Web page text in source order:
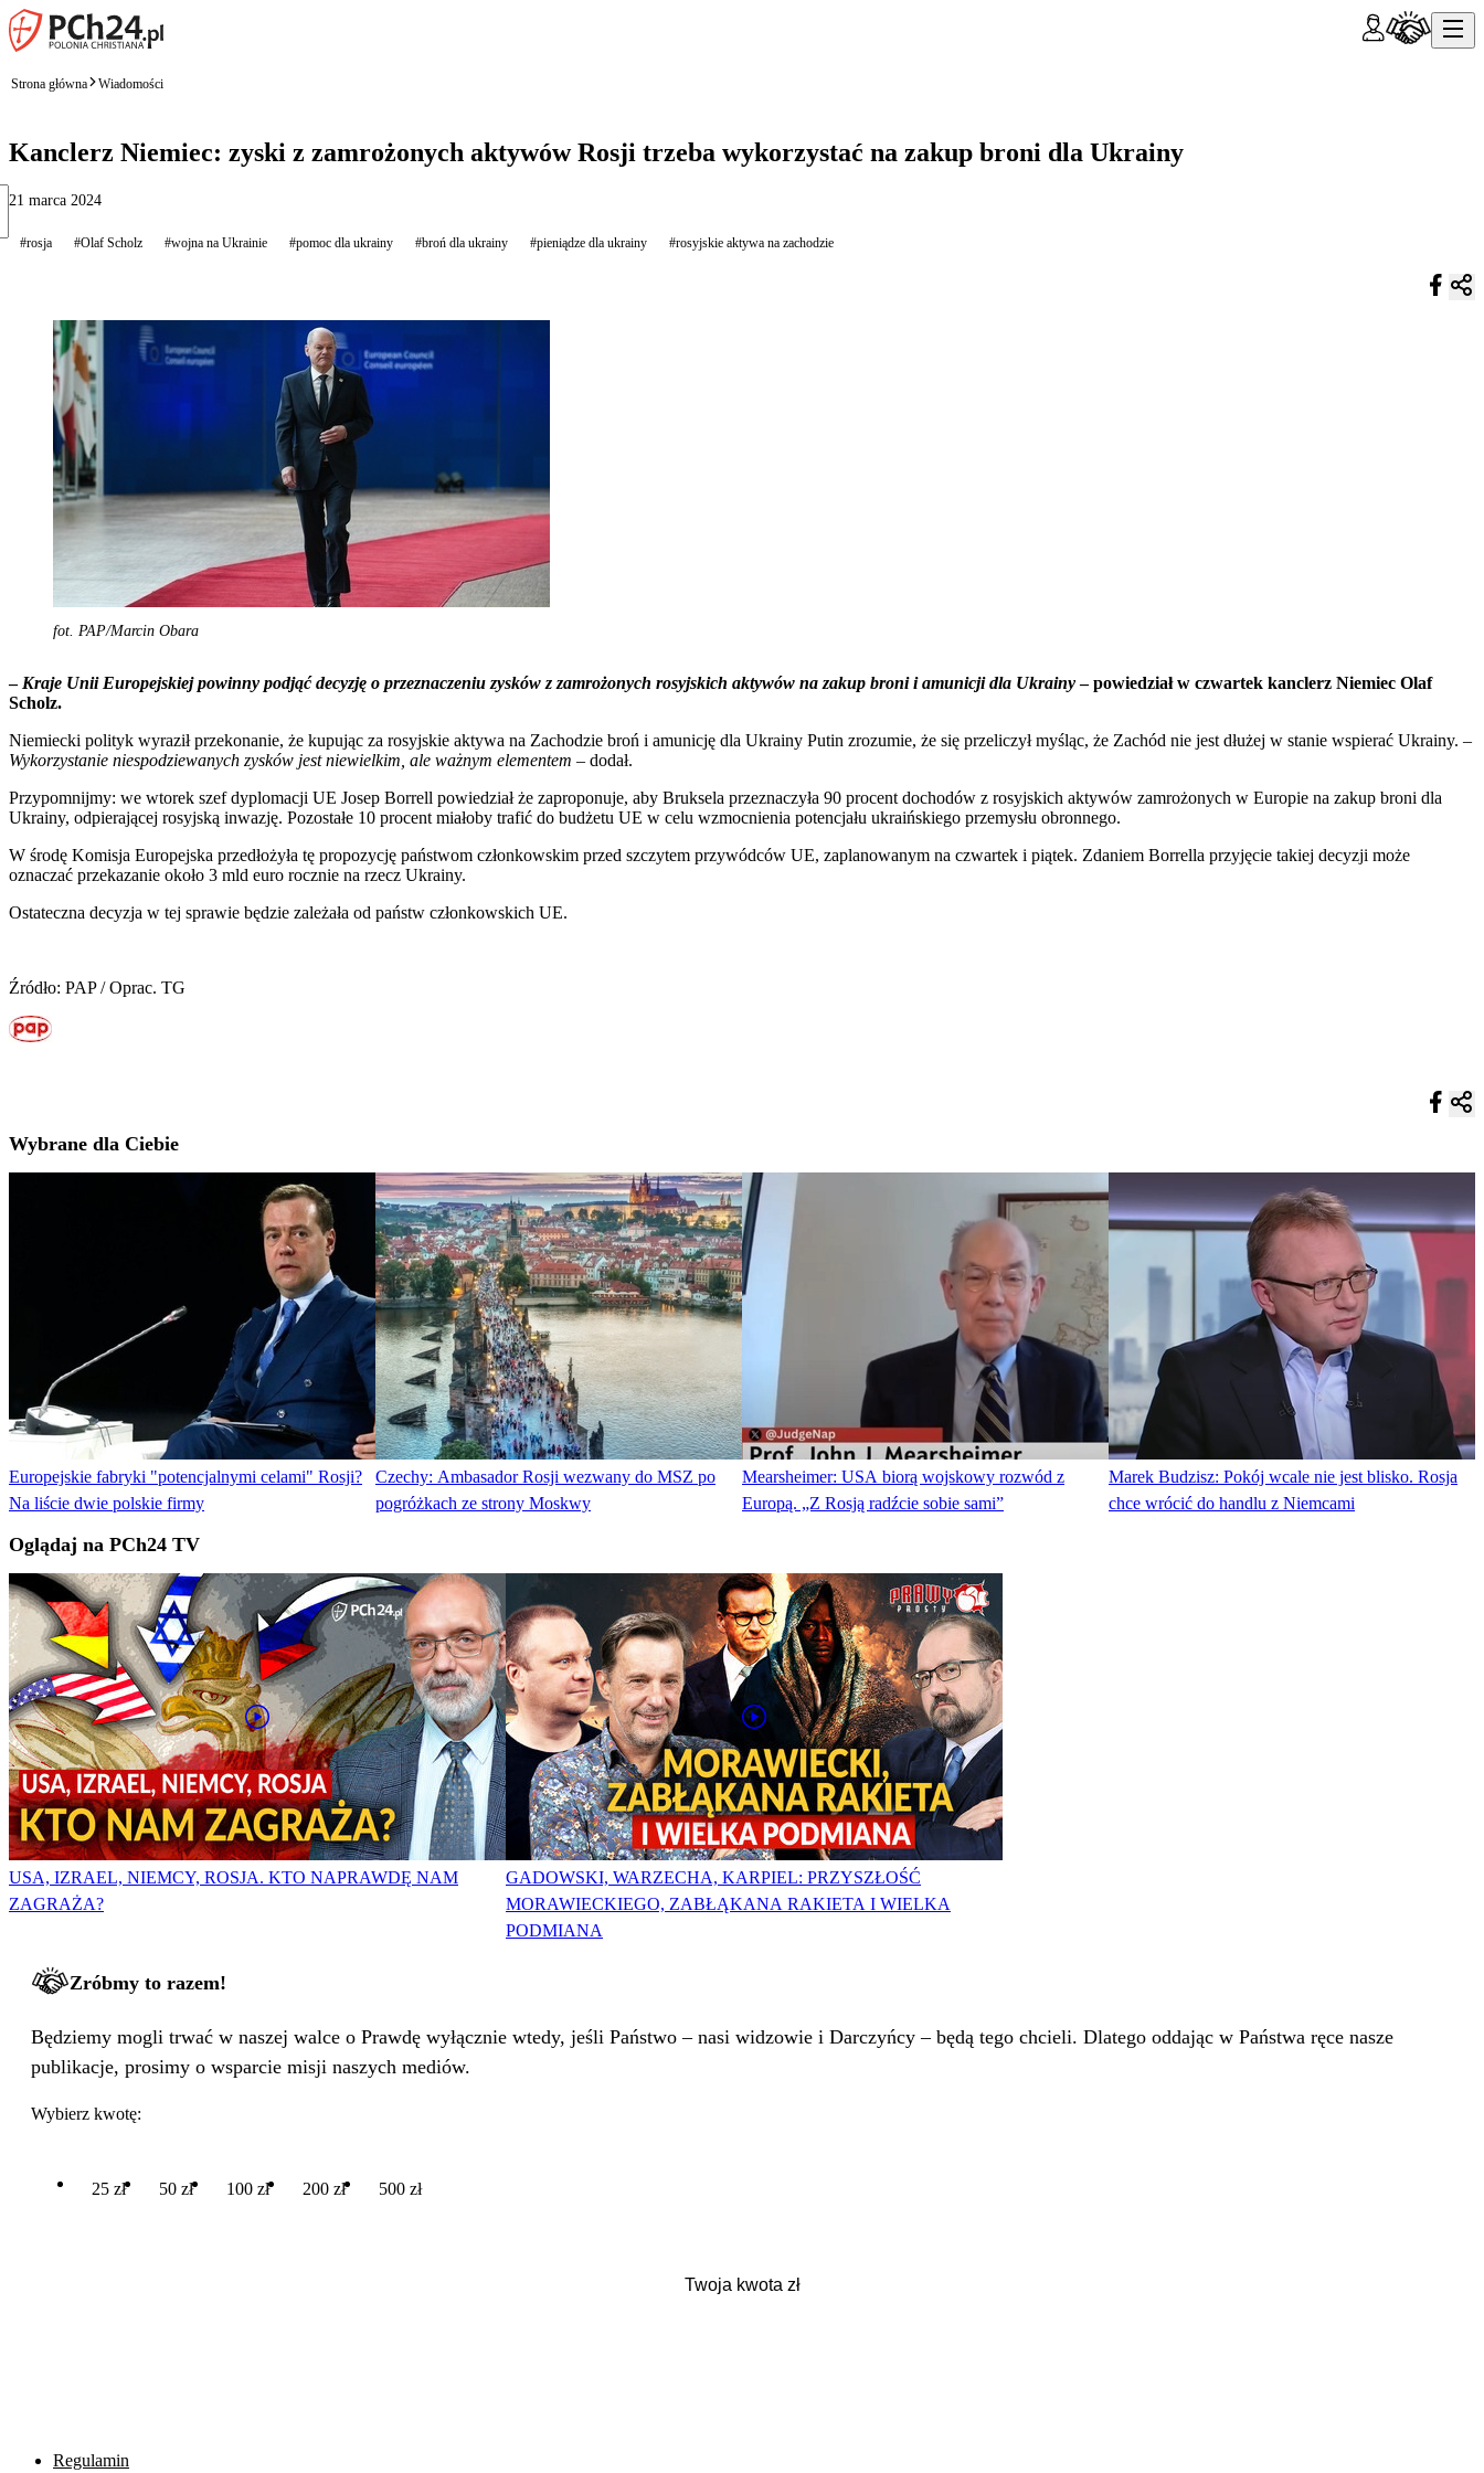
Strona główna Wiadomości
Kanclerz Niemiec: zyski z zamrożonych aktywów Rosji trzeba wykorzystać na zakup broni dla Ukrainy
21 marca 2024
#rosja #Olaf Scholz #wojna na Ukrainie #pomoc dla ukrainy #broń dla ukrainy #pieniądze dla ukrainy #rosyjskie aktywa na zachodzie
fot. PAP/Marcin Obara
– Kraje Unii Europejskiej powinny podjąć decyzję o przeznaczeniu zysków z zamrożonych rosyjskich aktywów na zakup broni i amunicji dla Ukrainy– powiedział w czwartek kanclerz Niemiec Olaf
Scholz.
Niemiecki polityk wyraził przekonanie, że kupując za rosyjskie aktywa na Zachodzie broń i amunicję dla Ukrainy Putin zrozumie, że się przeliczył myśląc, że Zachód nie jest dłużej w stanie wspierać Ukrainy. –
Wykorzystanie niespodziewanych zysków jest niewielkim, ale ważnym elementem – dodał.
Przypomnijmy: we wtorek szef dyplomacji UE Josep Borrell powiedział że zaproponuje, aby Bruksela przeznaczyła 90 procent dochodów z rosyjskich aktywów zamrożonych w Europie na zakup broni dla
Ukrainy, odpierającej rosyjską inwazję. Pozostałe 10 procent miałoby trafić do budżetu UE w celu wzmocnienia potencjału ukraińskiego przemysłu obronnego.
W środę Komisja Europejska przedłożyła tę propozycję państwom członkowskim przed szczytem przywódców UE, zaplanowanym na czwartek i piątek. Zdaniem Borrella przyjęcie takiej decyzji może
oznaczać przekazanie około 3 mld euro rocznie na rzecz Ukrainy.
Ostateczna decyzja w tej sprawie będzie zależała od państw członkowskich UE.
Źródło: PAP / Oprac. TG
Wybrane dla Ciebie
Europejskie fabryki "potencjalnymi celami" Rosji?
Na liście dwie polskie firmy
Czechy: Ambasador Rosji wezwany do MSZ po
pogróżkach ze strony Moskwy
Mearsheimer: USA biorą wojskowy rozwód z
Europą. „Z Rosją radźcie sobie sami”
Marek Budzisz: Pokój wcale nie jest blisko. Rosja
chce wrócić do handlu z Niemcami
Oglądaj na PCh24 TV
USA, IZRAEL, NIEMCY, ROSJA. KTO NAPRAWDĘ NAM
ZAGRAŻA?
GADOWSKI, WARZECHA, KARPIEL: PRZYSZŁOŚĆ
MORAWIECKIEGO, ZABŁĄKANA RAKIETA I WIELKA
PODMIANA
Zróbmy to razem!
Będziemy mogli trwać w naszej walce o Prawdę wyłącznie wtedy, jeśli Państwo – nasi widzowie i Darczyńcy – będą tego chcieli. Dlatego oddając w Państwa ręce nasze
publikacje, prosimy o wsparcie misji naszych mediów.
Wybierz kwotę:
25 zł 50 zł 100 zł 200 zł 500 zł
Regulamin